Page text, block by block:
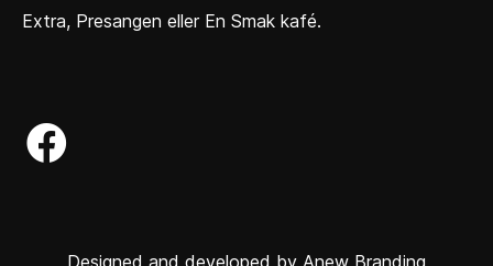
Extra, Presangen eller En Smak kafé.